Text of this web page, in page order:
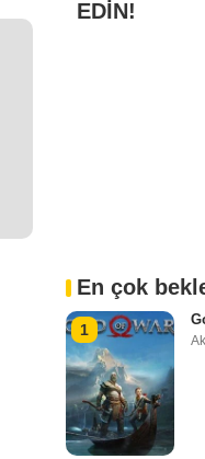
EDİN!
En çok
1